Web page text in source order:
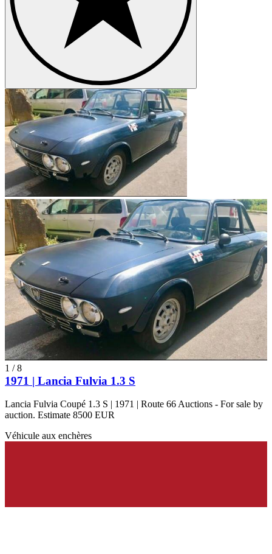
1 /8
1971 | Lancia Fulvia 1.3 S
Lancia Fulvia Coupé 1.3 S | 1971 | Route 66 Auctions - For sale by
auction. Estimate 8500 EUR
Véhicule aux enchères